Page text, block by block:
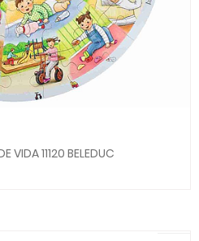
VIDA 11120 BELEDUC